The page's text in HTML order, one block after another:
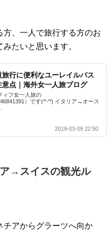
方、一人で旅行する方のお
たいと思います。
旅行に便利なユーレイルパス
意点｜海外女一人旅ブログ
ィフ女一人旅の
）です(*'-'*) イタリア→オース
2019-03-09 22:50
→スイスの観光ル
チアからグラーツへ向か